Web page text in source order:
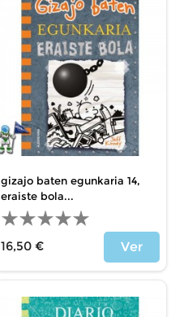
gizajo baten egunkaria 14,
eraiste bola...
16,50 €
Ver